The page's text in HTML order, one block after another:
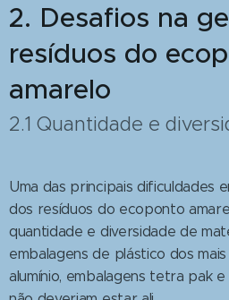
2. Desafios na
resíduos do
amarelo
2.1 Quantidade e
Uma das principais dificuldades
dos resíduos do ecoponto
quantidade e diversidade de
embalagens de plástico dos
alumínio, embalagens tetra pak